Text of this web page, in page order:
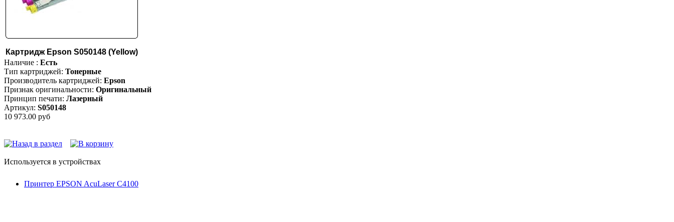
Картридж Epson S050148 (Yellow)
Наличие : Есть
Тип картриджей: Тонерные
Производитель картриджей: Epson
Признак оригинальности: Оригинальный
Принцип печати: Лазерный
Артикул: S050148
10 973.00 руб
Используется в устройствах
Принтер EPSON AcuLaser C4100